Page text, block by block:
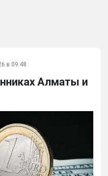
в 09:48
Алматы и